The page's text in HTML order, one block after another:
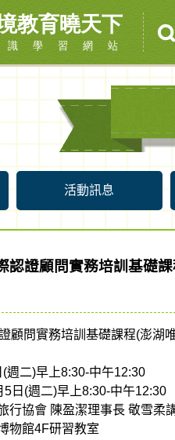
活動訊息
認證顧問實務培訓基礎
顧問實務培訓基礎課程(澎湖
週二)早上8:30-中午12:30
(週二)早上8:30-中午12:30
行協會 陳盈潔理事長 敬雪柔
物館4F研習教室